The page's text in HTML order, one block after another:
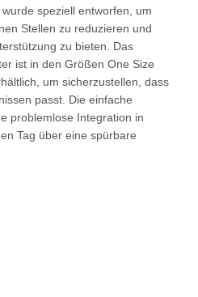
speziell entworfen, um
Stellen zu reduzieren und
zu bieten. Das
ist in den Größen One Size
um sicherzustellen, dass
passt. Die einfache
problemlose Integration in
Tag über eine spürbare